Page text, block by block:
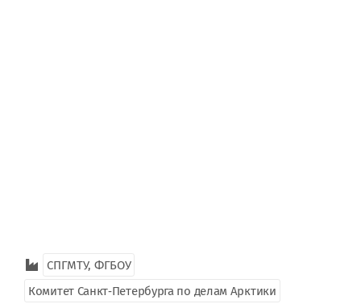
СПГМТУ, ФГБОУ
Комитет Санкт‑Петербурга по делам Арктики